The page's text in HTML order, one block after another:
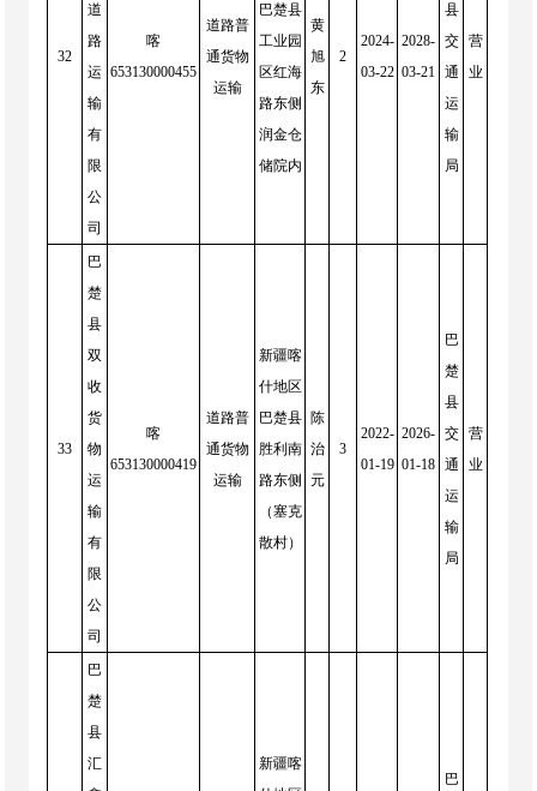
32
道
路
运
输
有
限
公
司
喀
653130000455
道路普
通货物
运输
巴楚县
工业园
区红海
路东侧
润金仓
储院内
黄
旭
东
2
2024-
03-22
2028-
03-21
县
交
通
运
输
局
营
业
33
巴
楚
县
双
收
货
物
运
输
有
限
公
司
喀
653130000419
道路普
通货物
运输
新疆喀
什地区
巴楚县
胜利南
路东侧
（塞克
散村）
陈
治
元
3
2022-
01-19
2026-
01-18
巴
楚
县
交
通
运
输
局
营
业
巴
楚
县
汇
新疆喀
巴